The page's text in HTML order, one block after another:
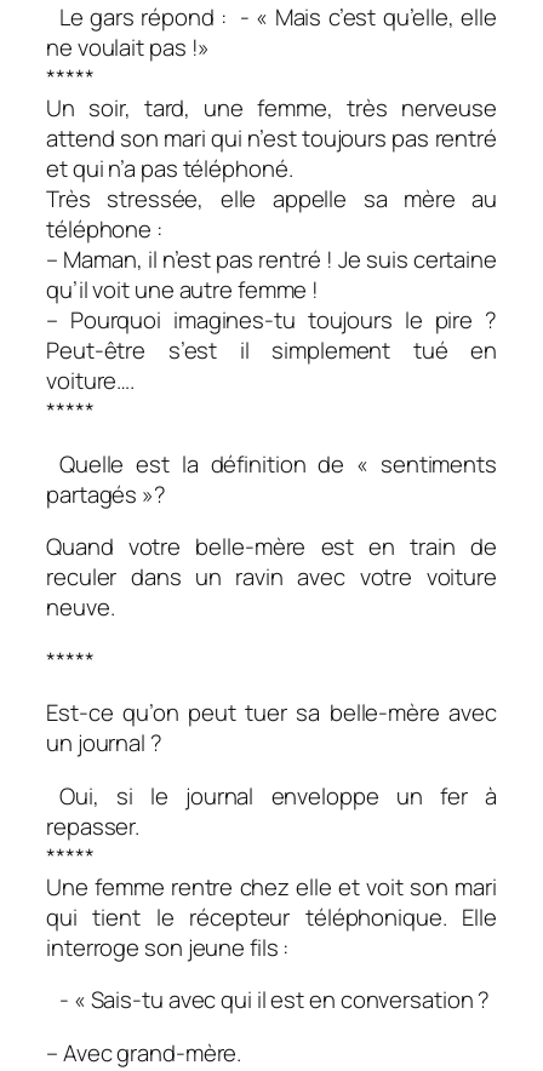
Le gars répond : - « Mais c’est qu’elle, elle
ne voulait pas !»
*****
Un soir, tard, une femme, très nerveuse
attend son mari qui n’est toujours pas rentré
et qui n’a pas téléphoné.
Très stressée, elle appelle sa mère au
téléphone :
– Maman, il n’est pas rentré ! Je suis certaine
qu’il voit une autre femme !
– Pourquoi imagines-tu toujours le pire ?
Peut-être s’est il simplement tué en
voiture….
*****
Quelle est la définition de « sentiments
partagés »?
Quand votre belle-mère est en train de
reculer dans un ravin avec votre voiture
neuve.
*****
Est-ce qu’on peut tuer sa belle-mère avec
un journal ?
Oui, si le journal enveloppe un fer à
repasser.
*****
Une femme rentre chez elle et voit son mari
qui tient le récepteur téléphonique. Elle
interroge son jeune fils :
- « Sais-tu avec qui il est en conversation ?
– Avec grand-mère.